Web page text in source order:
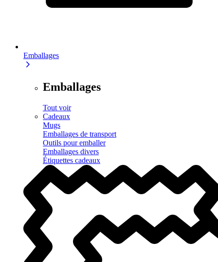
Emballages
Emballages
Tout voir
Cadeaux
Mugs
Emballages de transport
Outils pour emballer
Emballages divers
Étiquettes cadeaux